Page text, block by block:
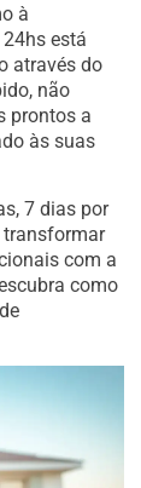
à
está
através do
não
prontos a
às suas
7 dias por
transformar
com a
como